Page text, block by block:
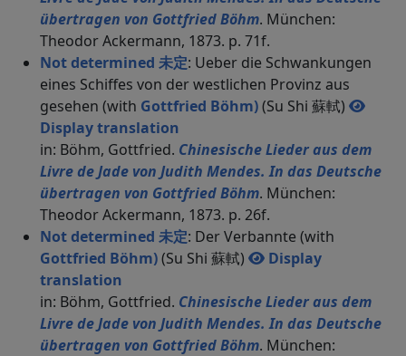
übertragen von Gottfried Böhm. München:
Theodor Ackermann, 1873. p. 71f.
Not determined 未定: Ueber die Schwankungen
eines Schiffes von der westlichen Provinz aus
gesehen (with Gottfried Böhm)(Su Shi 蘇軾)
Display translation
in: Böhm, Gottfried. Chinesische Lieder aus dem
Livre de Jade von Judith Mendes. In das Deutsche
übertragen von Gottfried Böhm. München:
Theodor Ackermann, 1873. p. 26f.
Not determined 未定: Der Verbannte (with
Gottfried Böhm)(Su Shi 蘇軾)
Display
translation
in: Böhm, Gottfried. Chinesische Lieder aus dem
Livre de Jade von Judith Mendes. In das Deutsche
übertragen von Gottfried Böhm. München: